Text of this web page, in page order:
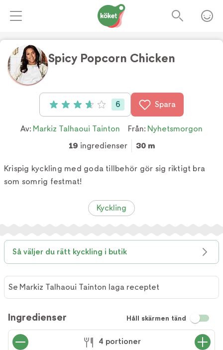
Spicy Popcorn Chicken
Betyg: 3.7 av 5 (6 röster)
6 Spara
Av: Markiz Talhaoui Tainton Från: Nyhetsmorgon
19 ingredienser 30 m
Krispig kyckling med goda tillbehör gör sig riktigt bra
som somrig festmat!
Kyckling
Så väljer du rätt kyckling i butik
Se Markiz Talhaoui Tainton laga receptet
Ingredienser Håll skärmen tänd
4 portioner